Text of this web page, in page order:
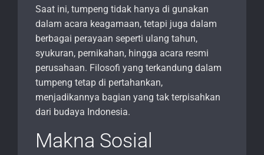
Saat ini, tumpeng tidak hanya di gunakan
dalam acara keagamaan, tetapi juga dalam
berbagai perayaan seperti ulang tahun,
syukuran, pernikahan, hingga acara resmi
perusahaan. Filosofi yang terkandung dalam
tumpeng tetap di pertahankan,
menjadikannya bagian yang tak terpisahkan
dari budaya Indonesia.
Makna Sosial